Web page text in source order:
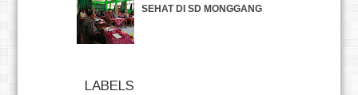
SEHAT DI SD MONGGANG
LABELS